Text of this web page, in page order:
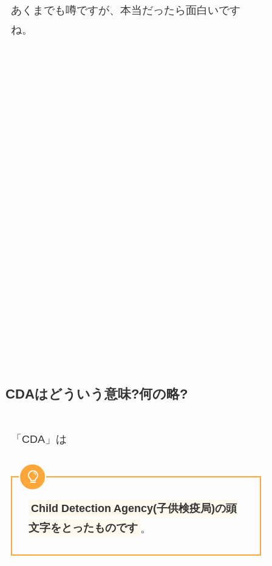
あくまでも噂ですが、本当だったら面白いです
ね。
CDAはどういう意味?何の略?
「CDA」は
Child Detection Agency(子供検疫局)の頭
文字をとったものです 。